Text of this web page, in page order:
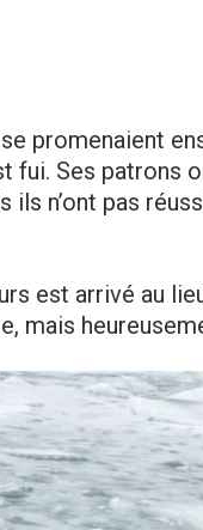
promenaient
fui. Ses patrons
ils n’ont pas
est arrivé au
mais